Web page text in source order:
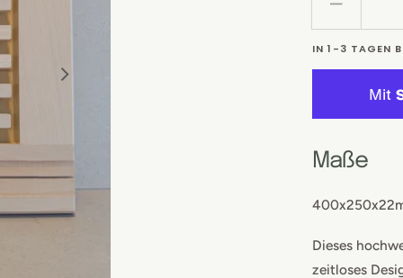
die
Menge
für
mit
und
IN 1-3 TAGEN
Maße
Dieses
zeitloses